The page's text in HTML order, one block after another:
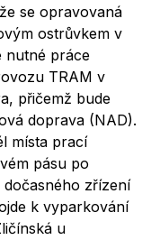
se opravovaná
ostrůvkem v
nutné práce
TRAM v
přičemž bude
doprava (NAD).
místa prací
pásu po
dočasného zřízení
k vyparkování
u